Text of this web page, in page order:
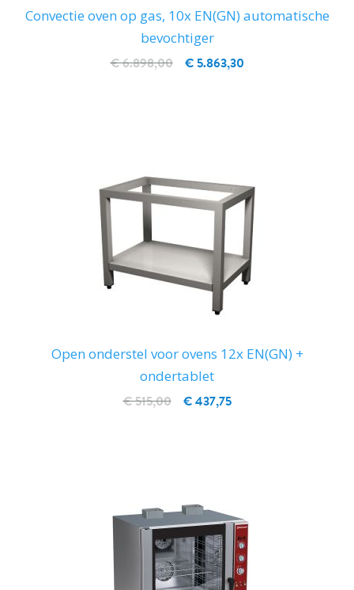
Convectie oven op gas, 10x EN(GN) automatische
bevochtiger
€ 5.863,30
€ 6.898,00
Open onderstel voor ovens 12x EN(GN) +
ondertablet
€ 437,75
€ 515,00